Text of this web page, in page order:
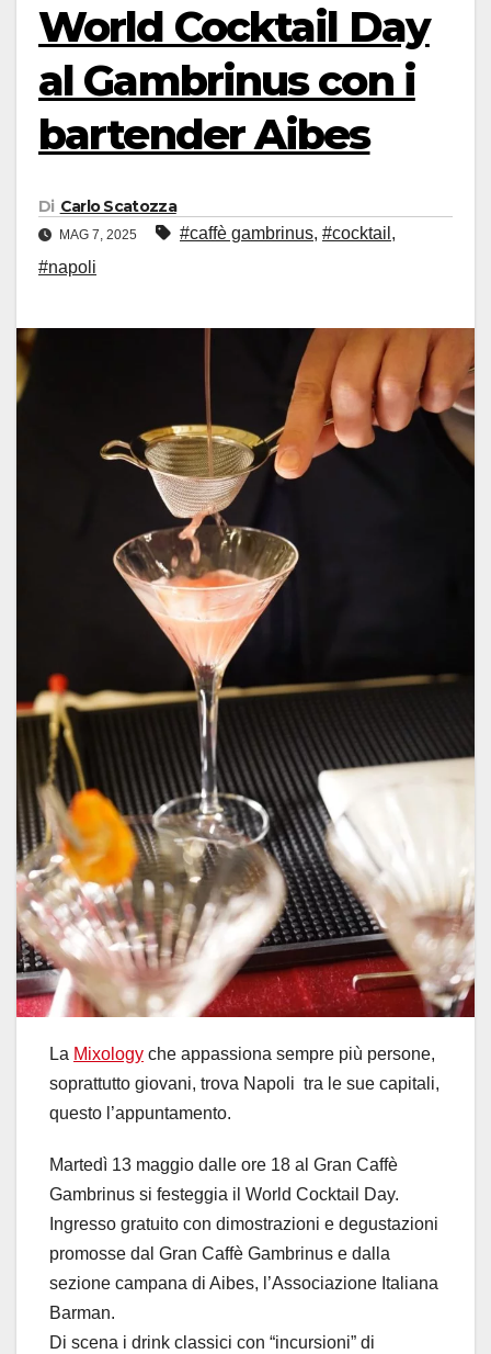
World Cocktail Day
al Gambrinus con i
bartender Aibes
Di Carlo Scatozza
MAG 7, 2025 #caffè gambrinus, #cocktail ,
#napoli
La Mixology che appassiona sempre più persone,
soprattutto giovani, trova Napoli tra le sue capitali,
questo l’appuntamento.
Martedì 13 maggio dalle ore 18 al Gran Caffè
Gambrinus si festeggia il World Cocktail Day.
Ingresso gratuito con dimostrazioni e degustazioni
promosse dal Gran Caffè Gambrinus e dalla
sezione campana di Aibes, l’Associazione Italiana
Barman.
Di scena i drink classici con “incursioni” di